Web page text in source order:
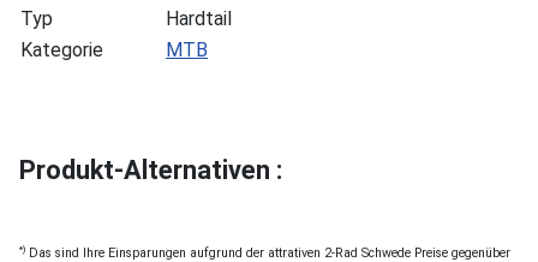
Typ
Hardtail
Kategorie
MTB
Produkt-Alternativen :
*) Das sind Ihre Einsparungen aufgrund der attrativen 2-Rad Schwede Preise gegenüber